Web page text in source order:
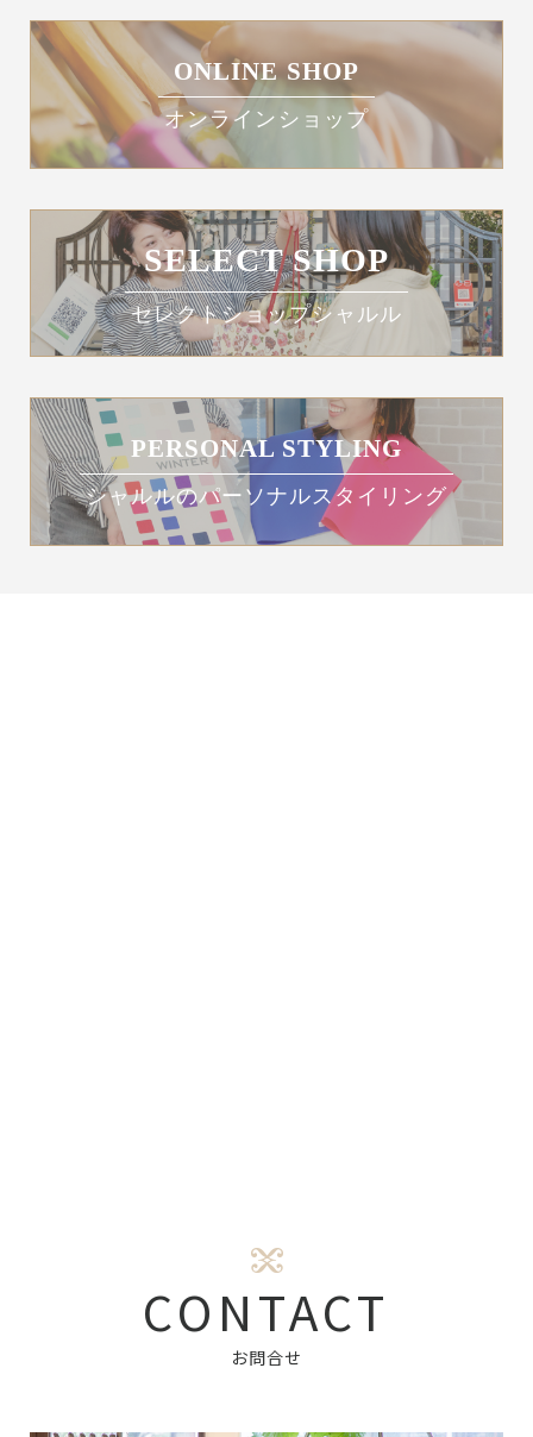
ONLINE SHOP
オンラインショップ
SELECT SHOP
セレクトショップシャルル
PERSONAL STYLING
シャルルのパーソナルスタイリング
CONTACT
お問合せ